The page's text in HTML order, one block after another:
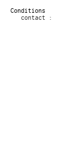
Conditions
contact :